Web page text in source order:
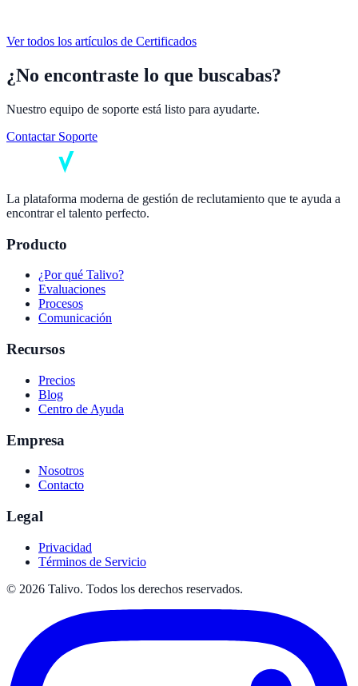
Ver todos los artículos de Certificados
¿No encontraste lo que buscabas?
Nuestro equipo de soporte está listo para ayudarte.
Contactar Soporte
La plataforma moderna de gestión de reclutamiento que te ayuda a
encontrar el talento perfecto.
Producto
¿Por qué Talivo?
Evaluaciones
Procesos
Comunicación
Recursos
Precios
Blog
Centro de Ayuda
Empresa
Nosotros
Contacto
Legal
Privacidad
Términos de Servicio
© 2026 Talivo. Todos los derechos reservados.